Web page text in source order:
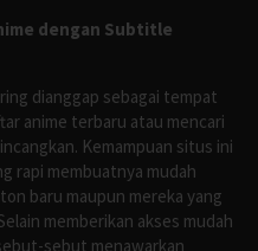
dengan Subtitle
dianggap sebagai tempat
anime terbaru atau mencari
Kemampuan situs ini
rapi membuatnya mudah
baru maupun mereka yang
memberikan akses mudah
sebut menawarkan